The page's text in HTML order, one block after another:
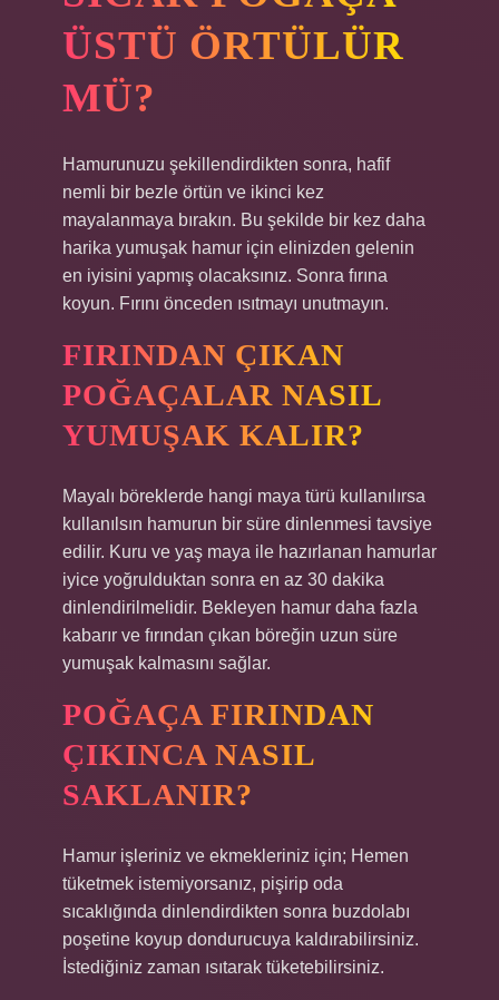
ÜSTÜ ÖRTÜLÜR
MÜ?
Hamurunuzu şekillendirdikten sonra, hafif
nemli bir bezle örtün ve ikinci kez
mayalanmaya bırakın. Bu şekilde bir kez daha
harika yumuşak hamur için elinizden gelenin
en iyisini yapmış olacaksınız. Sonra fırına
koyun. Fırını önceden ısıtmayı unutmayın.
FIRINDAN ÇIKAN
POĞAÇALAR NASIL
YUMUŞAK KALIR?
Mayalı böreklerde hangi maya türü kullanılırsa
kullanılsın hamurun bir süre dinlenmesi tavsiye
edilir. Kuru ve yaş maya ile hazırlanan hamurlar
iyice yoğrulduktan sonra en az 30 dakika
dinlendirilmelidir. Bekleyen hamur daha fazla
kabarır ve fırından çıkan böreğin uzun süre
yumuşak kalmasını sağlar.
POĞAÇA FIRINDAN
ÇIKINCA NASIL
SAKLANIR?
Hamur işleriniz ve ekmekleriniz için; Hemen
tüketmek istemiyorsanız, pişirip oda
sıcaklığında dinlendirdikten sonra buzdolabı
poşetine koyup dondurucuya kaldırabilirsiniz.
İstediğiniz zaman ısıtarak tüketebilirsiniz.